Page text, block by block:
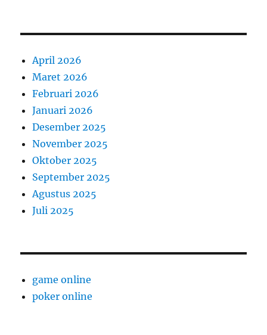
April 2026
Maret 2026
Februari 2026
Januari 2026
Desember 2025
November 2025
Oktober 2025
September 2025
Agustus 2025
Juli 2025
game online
poker online